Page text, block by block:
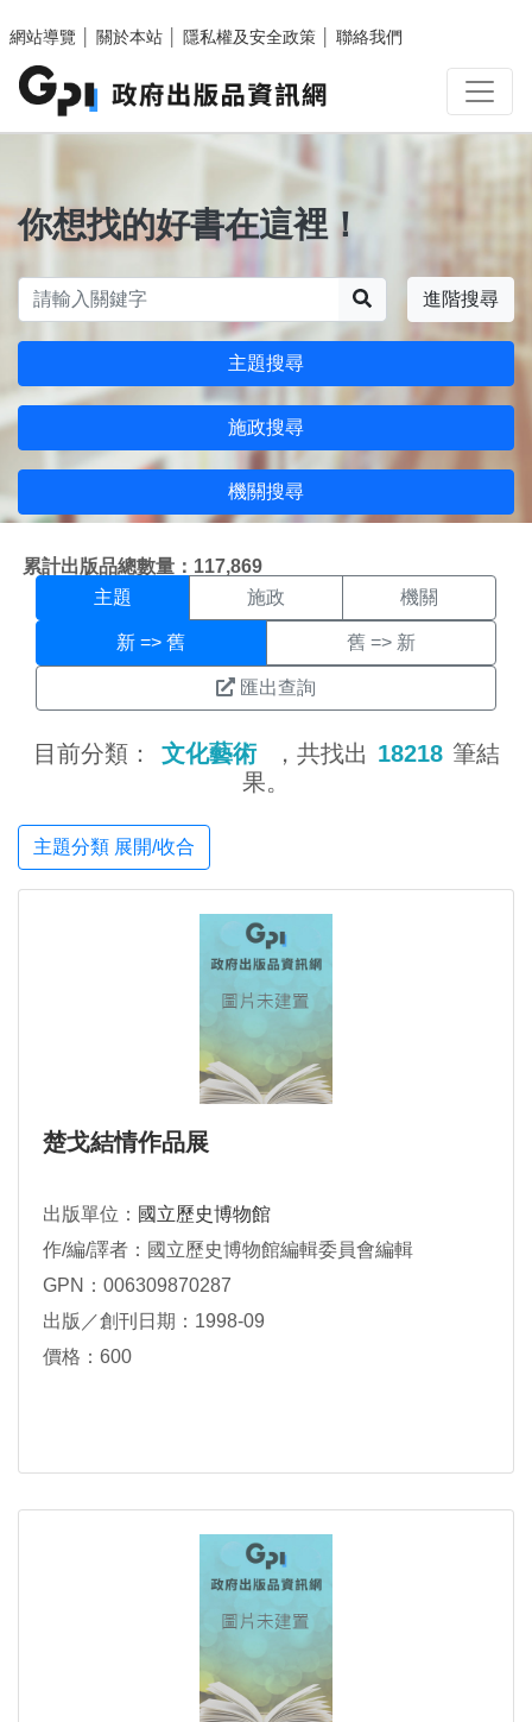
網站導覽
關於本站 隱私權及安全政策 聯絡我們
你想找的好書在這裡！
進階搜尋
主題搜尋
施政搜尋
機關搜尋
累計出版品總數量：117,869
主題搜尋結果頁面
主題 施政 機關
新 => 舊 舊 => 新
匯出查詢
目前分類： 文化藝術 ，共找出 18218 筆結
果。
主題分類 展開/收合
楚戈結情作品展
出版單位： 國立歷史博物館
作/編/譯者：國立歷史博物館編輯委員會編輯
GPN：006309870287
出版／創刊日期：1998-09
價格：600